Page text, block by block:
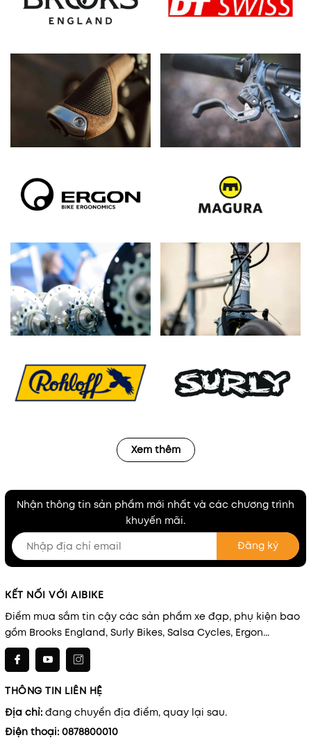
Xem thêm
Nhận thông tin sản phẩm mới nhất và các chương trình
khuyến mãi.
Đăng ký
KẾT NỐI VỚI AIBIKE
Điểm mua sắm tin cậy các sản phẩm xe đạp, phụ kiện bao
gồm Brooks England, Surly Bikes, Salsa Cycles, Ergon...
THÔNG TIN LIÊN HỆ
Địa chỉ: đang chuyển địa điểm, quay lại sau.
Điện thoại: 0878800010